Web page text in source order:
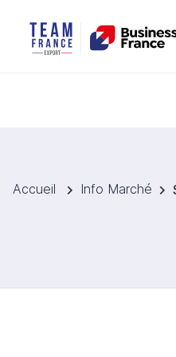
Accueil Info Marché